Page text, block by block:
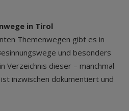
in Tirol
Themenwegen gibt es in
und besonders
Verzeichnis dieser – manchmal
inzwischen dokumentiert und